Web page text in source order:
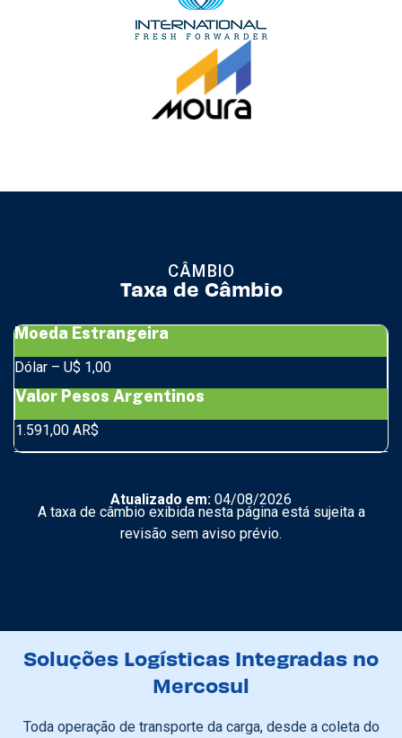
CÂMBIO
Taxa de Câmbio
Moeda Estrangeira
Dólar – U$ 1,00
Valor Pesos Argentinos
1.591,00 AR$
Atualizado em: 04/08/2026
A taxa de câmbio exibida nesta página está sujeita a
revisão sem aviso prévio.
Soluções Logísticas Integradas no
Mercosul
Toda operação de transporte da carga, desde a coleta do